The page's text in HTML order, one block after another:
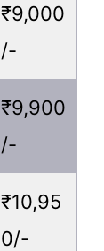
₹9,000
/-
₹9,900
/-
₹10,95
0/-